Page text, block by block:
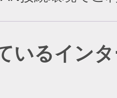
いるイン